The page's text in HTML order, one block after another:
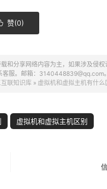
赞(0)
和分享网络内容为主，如果涉及侵
服。邮箱：3140448839@qq.com
互联知识库 » 虚拟机和虚拟主机有什么
虚拟机和虚拟主机区别